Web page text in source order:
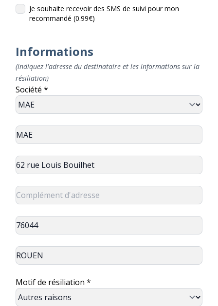
Je souhaite recevoir des SMS de suivi pour mon
recommandé (0.99€)
Informations
(indiquez l'adresse du destinataire et les informations sur la
résiliation)
Société *
Motif de résiliation *